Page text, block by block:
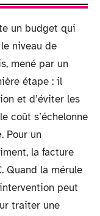
un budget qui
niveau de
mené par un
étape : il
et d’éviter les
coût s’échelonne
. Pour un
la facture
la mérule
peut
traiter une